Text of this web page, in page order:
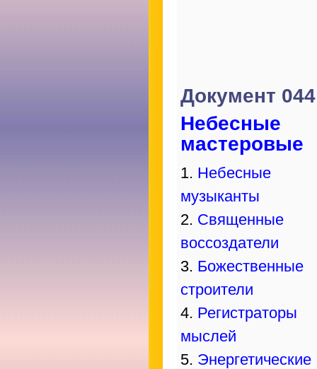
Документ
Небесные
мастеровые
1. Небесные
музыканты
2. Священные
воссоздатели
3. Божественные
строители
4. Регистраторы
мыслей
5. Энергетические